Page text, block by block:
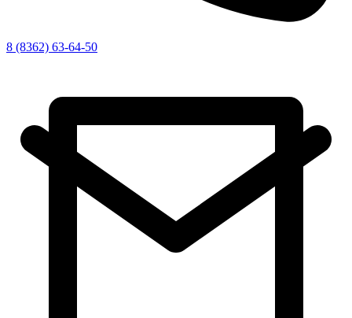
8 (8362) 63-64-50